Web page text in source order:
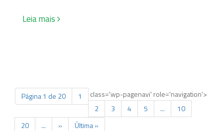
Leia mais
class='wp-pagenavi' role='navigation'>
Página 1 de 20
1
2
3 4 5 ...
10
20
... » Última »